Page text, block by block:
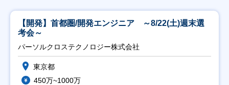
【開発】首都圏/開発エンジニア ～8/22(土)週末選
考会～
パーソルクロステクノロジー株式会社
東京都
450万~1000万